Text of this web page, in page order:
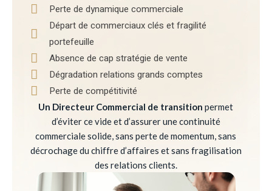
Perte de dynamique commerciale
Départ de commerciaux clés et fragilité
portefeuille
Absence de cap stratégie de vente
Dégradation relations grands comptes
Perte de compétitivité
Un Directeur Commercial de transition permet
d’éviter ce vide et d’assurer une continuité
commerciale solide, sans perte de momentum, sans
décrochage du chiffre d’affaires et sans fragilisation
des relations clients.